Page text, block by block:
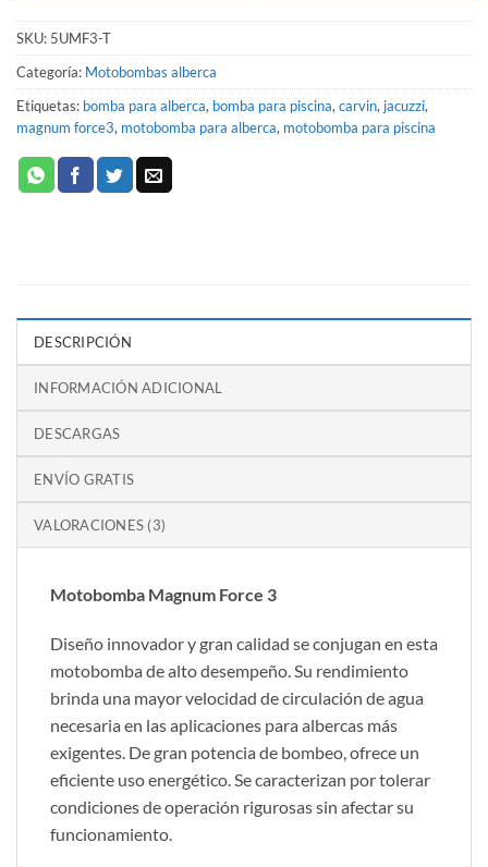
SKU: 5UMF3-T
Categoría: Motobombas alberca
Etiquetas: bomba para alberca, bomba para piscina, carvin, jacuzzi,
magnum force3, motobomba para alberca, motobomba para piscina
DESCRIPCIÓN
INFORMACIÓN ADICIONAL
DESCARGAS
ENVÍO GRATIS
VALORACIONES (3)
Motobomba Magnum Force 3
Diseño innovador y gran calidad se conjugan en esta
motobomba de alto desempeño. Su rendimiento
brinda una mayor velocidad de circulación de agua
necesaria en las aplicaciones para albercas más
exigentes. De gran potencia de bombeo, ofrece un
eficiente uso energético. Se caracterizan por tolerar
condiciones de operación rigurosas sin afectar su
funcionamiento.